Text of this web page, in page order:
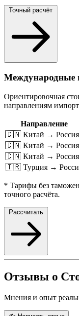
Точный расчёт
Международные
Ориентировочная
направлениям
Направление
🇨🇳 Китай → Россия
🇨🇳 Китай → Россия
🇨🇳 Китай → Россия
🇹🇷 Турция →
* Тарифы без
точного расчёта.
Рассчитать
Отзывы о
Мнения и опыт